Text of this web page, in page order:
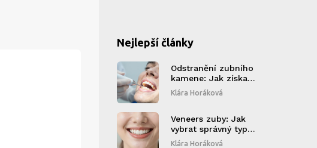
Nejlepší články
Odstranění zubního
kamene: Jak získat
zdravý a krásný
úsměv
Klára Horáková
Veneers zuby: Jak
vybrat správný typ a
na co si dát pozor
Klára Horáková